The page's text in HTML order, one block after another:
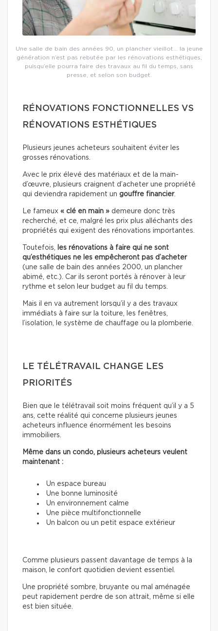
Une salle de bain des années 90, un plancher vieillot… la jeune
génération n’est pas rebutée par les rénovations esthétiques,
puisqu’elle pourra faire des travaux au fil du temps, sans
presse, et selon son budget.
RÉNOVATIONS FONCTIONNELLES VS
RÉNOVATIONS ESTHÉTIQUES
Plusieurs jeunes acheteurs souhaitent éviter les
grosses rénovations.
Avec le prix élevé des matériaux et de la main-
d’œuvre, plusieurs craignent d’acheter une propriété
qui deviendra rapidement un gouffre financier.
Le fameux « clé en main » demeure donc très
recherché, et ce, malgré les prix plus alléchants des
propriétés qui exigent des rénovations importantes.
Toutefois,
les rénovations à faire qui ne sont
qu’esthétiques ne les empêcheront pas d’acheter
(une salle de bain des années 2000, un plancher
abimé, etc.). Car ils seront portés à rénover à leur
rythme et selon leur budget au fil du temps.
Mais il en va autrement lorsqu’il y a des travaux
immédiats à faire sur la toiture, les fenêtres,
l’isolation, le système de chauffage ou la plomberie.
LE TÉLÉTRAVAIL CHANGE LES
PRIORITÉS
Bien que le télétravail soit moins fréquent qu’il y a 5
ans, cette réalité qui concerne plusieurs jeunes
acheteurs influence énormément les besoins
immobiliers.
Même dans un condo, plusieurs acheteurs veulent
maintenant :
Un espace bureau
Une bonne luminosité
Un environnement calme
Une pièce multifonctionnelle
Un balcon ou un petit espace extérieur
Comme plusieurs passent davantage de temps à la
maison, le confort quotidien devient essentiel.
Une propriété sombre, bruyante ou mal aménagée
peut rapidement perdre de son attrait, même si elle
est bien située.